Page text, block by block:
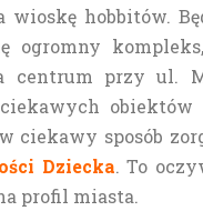
hobbitów.
ogromny
centrum przy ul.
ciekawy sposób
Dziecka. To
profil miasta.